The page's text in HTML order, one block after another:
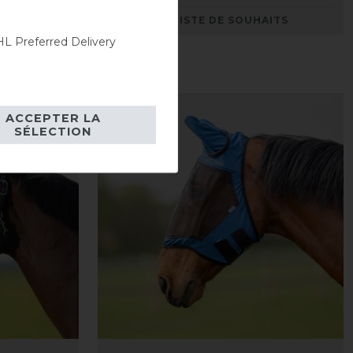
LISTE DE SOUHAITS
Preferred Delivery
ACCEPTER LA
SÉLECTION